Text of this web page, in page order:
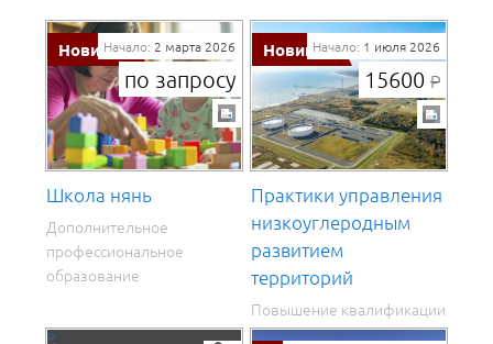
Начало: 2 марта 2026
по запросу
Школа нянь
Дополнительное
профессиональное
образование
Начало: 1 июля 2026
15600 Р
Практики управления
низкоуглеродным
развитием
территорий
Повышение квалификации